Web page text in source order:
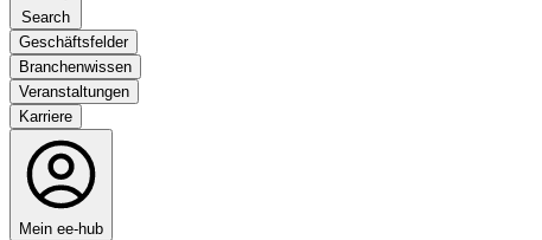
Search
Geschäftsfelder
Branchenwissen
Veranstaltungen
Karriere
Mein ee-hub